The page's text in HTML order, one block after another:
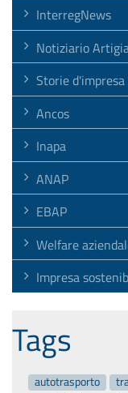
InterregNews
Notiziario
Storie d'impresa
Ancos
Inapa
ANAP
EBAP
Welfare
Impresa
Tags
autotrasporto